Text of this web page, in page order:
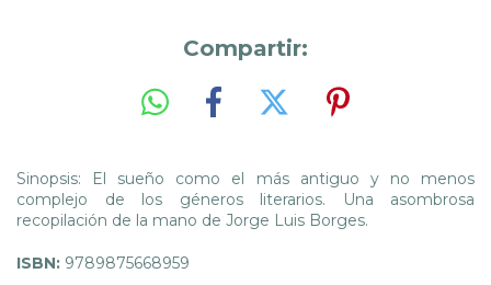
Compartir:
Sinopsis: El sueño como el más antiguo y no menos
complejo de los géneros literarios. Una asombrosa
recopilación de la mano de Jorge Luis Borges.
ISBN: 9789875668959